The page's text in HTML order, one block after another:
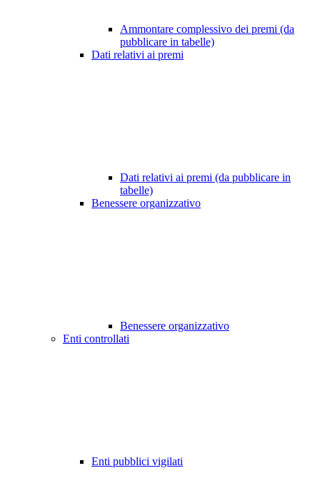
Ammontare complessivo dei premi (da
pubblicare in tabelle)
Dati relativi ai premi
Dati relativi ai premi (da pubblicare in
tabelle)
Benessere organizzativo
Benessere organizzativo
Enti controllati
Enti pubblici vigilati